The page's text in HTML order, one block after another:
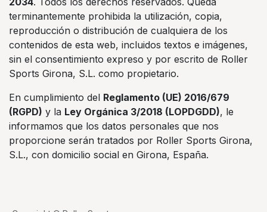
terminantemente prohibida la utilización, copia,
reproducción o distribución de cualquiera de los
contenidos de esta web, incluidos textos e imágenes,
sin el consentimiento expreso y por escrito de Roller
Sports Girona, S.L. como propietario.
En cumplimiento del Reglamento (UE) 2016/679
(RGPD) y la Ley Orgánica 3/2018 (LOPDGDD), le
informamos que los datos personales que nos
proporcione serán tratados por Roller Sports Girona,
S.L., con domicilio social en Girona, España.